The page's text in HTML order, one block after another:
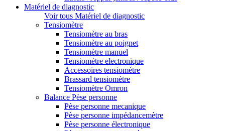
Matériel de diagnostic
Voir tous Matériel de diagnostic
Tensiomètre
Tensiomètre au bras
Tensiomètre au poignet
Tensiomètre manuel
Tensiomètre electronique
Accessoires tensiomètre
Brassard tensiomètre
Tensiomètre Omron
Balance Pèse personne
Pèse personne mecanique
Pèse personne impédancemètre
Pèse personne électronique